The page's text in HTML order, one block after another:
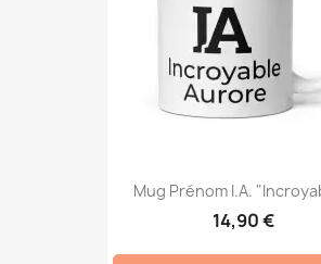
Mug Prénom I.A.
14,90 €